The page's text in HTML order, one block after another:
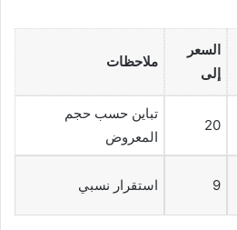
السعر
إلى
ملاحظات
20
تباين حسب حجم
المعروض
9 استقرار نسبي